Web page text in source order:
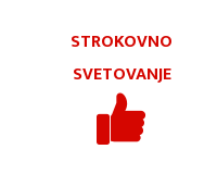
STROKOVNO
SVETOVANJE